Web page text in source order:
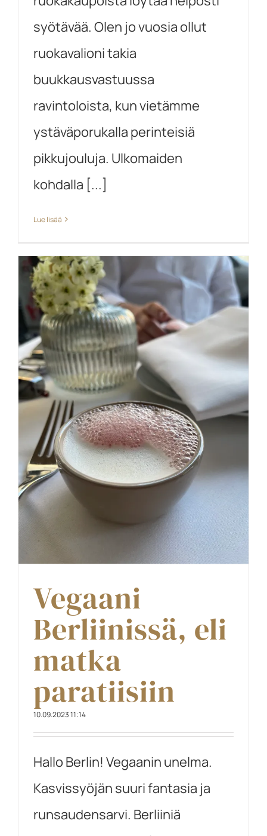
syötävää. Olen jo vuosia ollut
ruokavalioni takia
buukkausvastuussa
ravintoloista, kun vietämme
ystäväporukalla perinteisiä
pikkujouluja. Ulkomaiden
kohdalla [...]
Lue lisää
Vegaani
Berliinissä, eli
matka
paratiisiin
10.09.2023 11:14
Hallo Berlin! Vegaanin unelma.
Kasvissyöjän suuri fantasia ja
runsaudensarvi. Berliiniä